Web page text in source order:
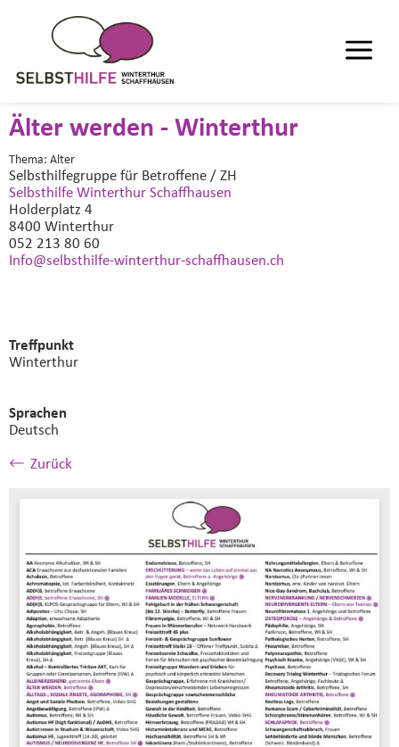
Älter werden - Winterthur
Thema: Alter
Selbsthilfegruppefür Betroffene / ZH
Selbsthilfe Winterthur Schaffhausen
Holderplatz 4
8400 Winterthur
052 213 80 60
Info@selbsthilfe-winterthur-schaffhausen.ch
Treffpunkt
Winterthur
Sprachen
Deutsch
Zurück